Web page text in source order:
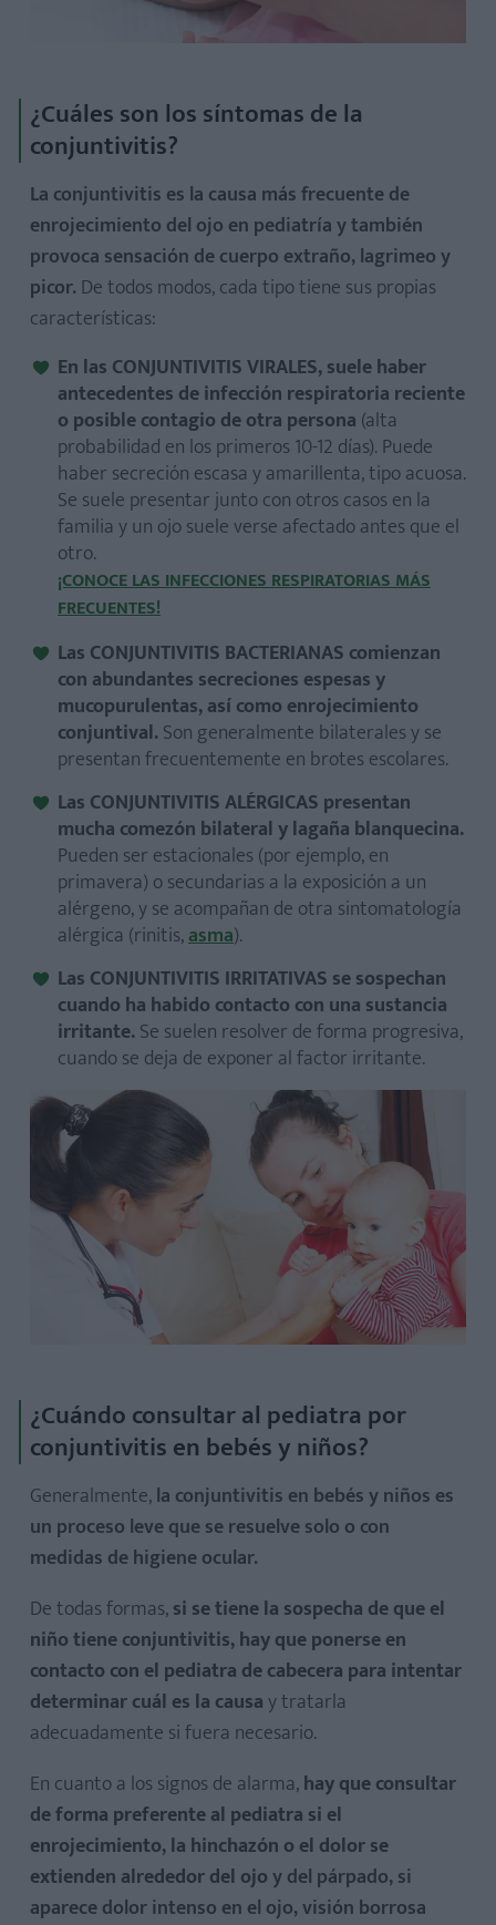
¿Cuáles son los síntomas de la
conjuntivitis?
La conjuntivitis es la causa más frecuente de
enrojecimiento del ojo en pediatríay también
provoca sensación de cuerpo extraño, lagrimeo y
picor. De todos modos, cada tipo tiene sus propias
características:
En las CONJUNTIVITIS VIRALES,suele haber
antecedentes de infección respiratoria reciente
o posible contagio de otra persona (alta
probabilidad en los primeros 10-12 días). Puede
haber secreción escasa y amarillenta, tipo acuosa.
Se suele presentar junto con otros casos en la
familia y un ojo suele verse afectado antes que el
otro.
¡CONOCE LAS INFECCIONES RESPIRATORIAS MÁS
FRECUENTES!
Las CONJUNTIVITIS BACTERIANAS comienzan
con abundantes secreciones espesas y
mucopurulentas, así como enrojecimiento
conjuntival.Son generalmente bilaterales y se
presentan frecuentemente en brotes escolares.
Las CONJUNTIVITIS ALÉRGICAS presentan
mucha comezón bilateral y lagaña blanquecina.
Pueden ser estacionales (por ejemplo, en
primavera) o secundarias a la exposición a un
alérgeno, y se acompañan de otra sintomatología
alérgica (rinitis,asma).
Las CONJUNTIVITIS IRRITATIVAS se sospechan
cuando ha habido contacto con una sustancia
irritante.Se suelen resolver de forma progresiva,
cuando se deja de exponer al factor irritante.
¿Cuándo consultar al pediatra por
conjuntivitis en bebés y niños?
Generalmente,la conjuntivitis en bebés y niños es
un proceso leve que se resuelve solo o con
medidas de higiene ocular.
De todas formas,si se tiene la sospecha de que el
niño tiene conjuntivitis, hay que ponerse en
contacto con el pediatra de cabecera para intentar
determinar cuál es la causay tratarla
adecuadamente si fuera necesario.
En cuanto a los signos de alarma,hay que consultar
de forma preferente al pediatra si el
enrojecimiento, la hinchazón o el dolor se
extienden alrededor del ojoy del párpado, si
aparece dolor intenso en el ojo, visión borrosa